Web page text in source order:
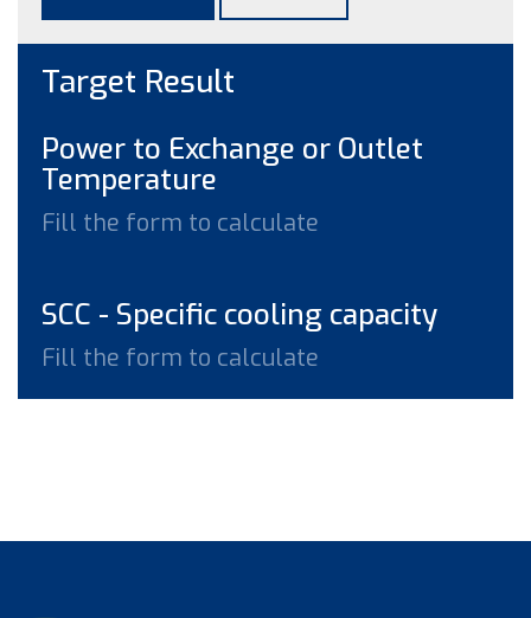
Target Result
Power to Exchange or Outlet
Temperature
Fill the form to calculate
SCC - Specific cooling capacity
Fill the form to calculate